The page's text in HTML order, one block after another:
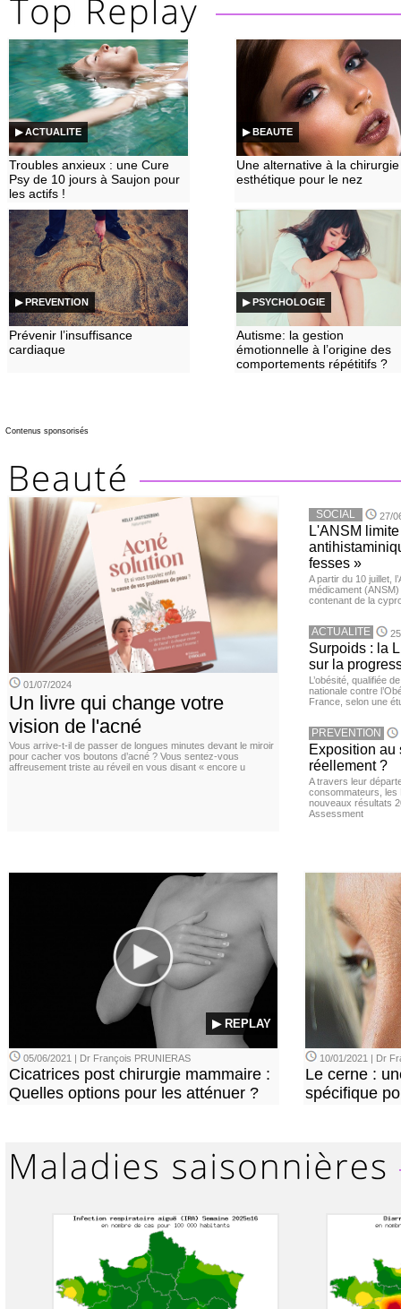
▶ ACTUALITE
Troubles anxieux : une Cure
Psy de 10 jours à Saujon pour
les actifs !
▶ BEAUTE
Une alternative à la chirurgie
esthétique pour le nez
▶ PREVENTION
Prévenir l’insuffisance
cardiaque
▶ PSYCHOLOGIE
Autisme: la gestion
émotionnelle à l’origine des
comportements répétitifs ?
Contenus sponsorisés
01/07/2024
Un livre qui change votre
vision de l'acné
Vous arrive-t-il de passer de longues minutes devant le miroir
pour cacher vos boutons d’acné ? Vous sentez-vous
affreusement triste au réveil en vous disant « encore u
SOCIAL 27/
L'ANSM
fesses »
A partir du 10 juillet,
médicament
contenant de la
ACTUALITE
Surpoids : la
sur la
L’obésité, qualifiée
nationale contre
France, selon une
PREVENTION
Exposition au
réellement ?
A travers leur
consommateurs, les
nouveaux résultats
Assessment
▶ REPLAY
05/06/2021 | Dr François PRUNIERAS
Cicatrices post chirurgie mammaire :
Quelles options pour les atténuer ?
10/01/2021 | Dr
Le cerne :
spécifique